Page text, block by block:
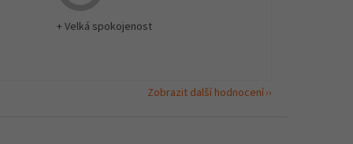
+ Velká spokojenost
Zobrazit další hodnocení